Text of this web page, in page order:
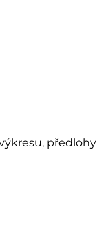
předlohy